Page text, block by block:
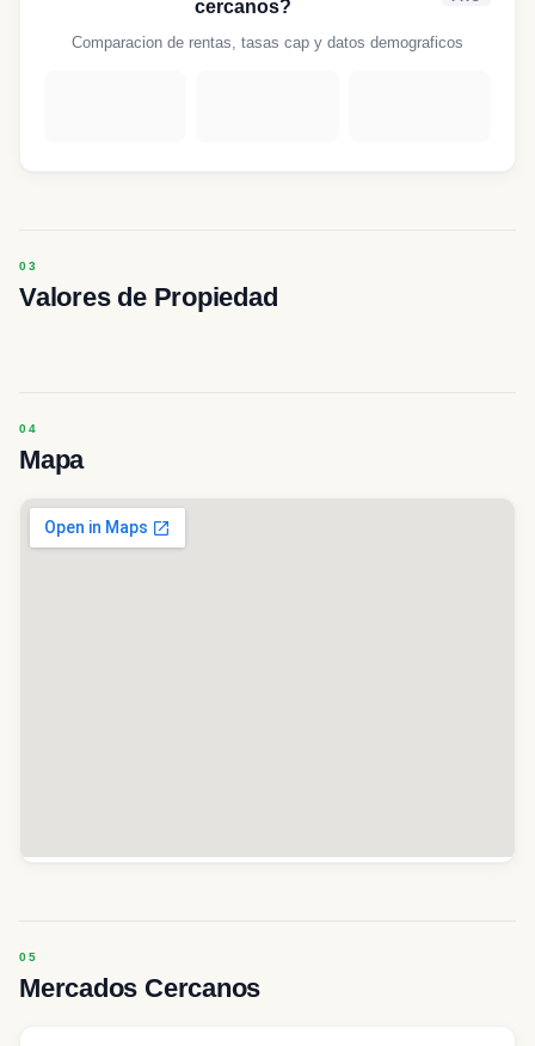
cercanos?
Comparacion de rentas, tasas cap y datos demograficos
Valores de Propiedad
Mapa
Mercados Cercanos